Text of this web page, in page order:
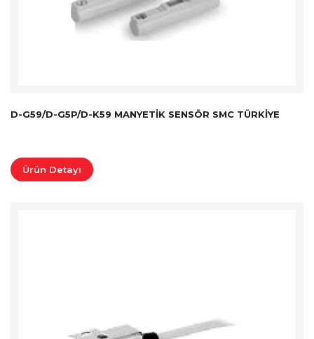
D-G59/D-G5P/D-K59 MANYETIK SENSÖR SMC TÜRKİYE
Ürün Detayı